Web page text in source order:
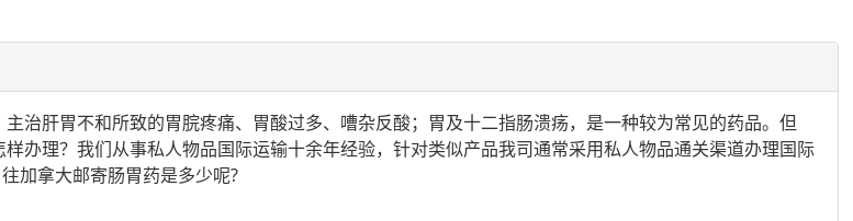
治肝胃不和所致的胃脘疼痛、胃酸过多、嘈杂反酸；胃及十二指肠溃疡，是一种较为常见的药品。但
办理？我们从事私人物品国际运输十余年经验，针对类似产品我司通常采用私人物品通关渠道办理国际
加拿大邮寄肠胃药是多少呢?